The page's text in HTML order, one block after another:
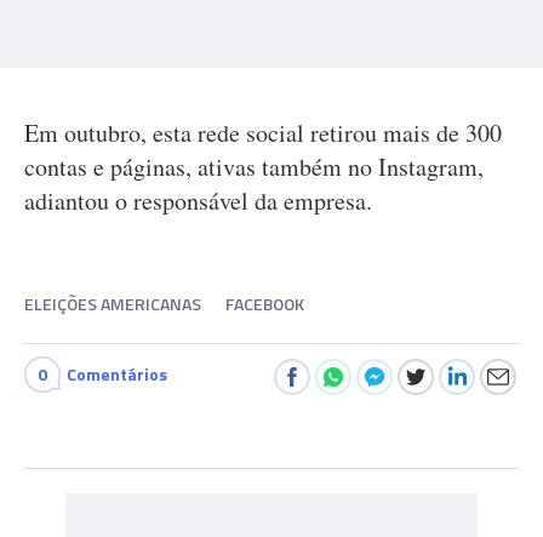
Em outubro, esta rede social retirou mais de 300
contas e páginas, ativas também no Instagram,
adiantou o responsável da empresa.
ELEIÇÕES AMERICANAS FACEBOOK
0 Comentários